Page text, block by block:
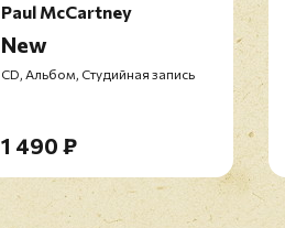
Paul McCartney
New
CD, Альбом, Студийная запись
1 490 ₽